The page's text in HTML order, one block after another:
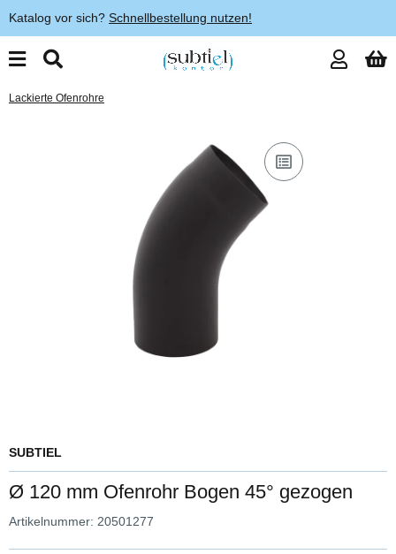
Katalog vor sich? Schnellbestellung nutzen!
Lackierte Ofenrohre
SUBTIEL
Ø 120 mm Ofenrohr Bogen 45° gezogen
Artikelnummer: 20501277